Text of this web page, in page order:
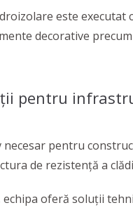
este
decorative
pentru
necesar pentru
de rezistență a
echipa oferă soluții